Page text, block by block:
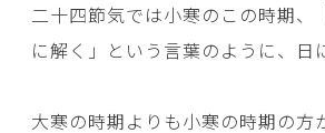
二十四節気では小寒のこの時期、
に解く」という言葉のように、日
大寒の時期よりも小寒の時期の方